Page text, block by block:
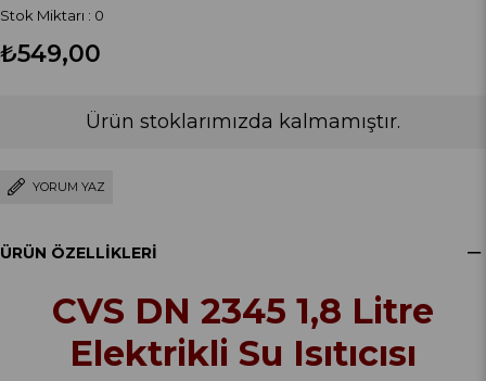
Stok Miktarı : 0
₺549,00
Ürün stoklarımızda kalmamıştır.
YORUM YAZ
ÜRÜN ÖZELLIKLERI
CVS DN 2345 1,8 Litre
Elektrikli Su Isıtıcısı